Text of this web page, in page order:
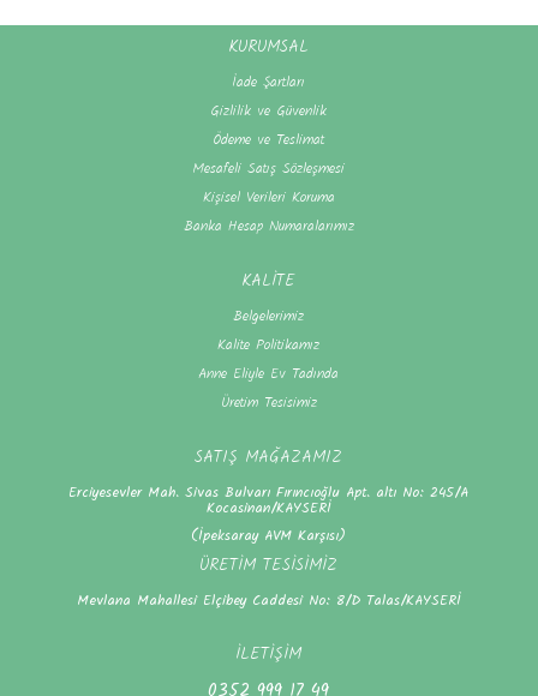
KURUMSAL
İade Şartları
Gizlilik ve Güvenlik
Ödeme ve Teslimat
Mesafeli Satış Sözleşmesi
Kişisel Verileri Koruma
Banka Hesap Numaralarımız
KALİTE
Belgelerimiz
Kalite Politikamız
Anne Eliyle Ev Tadında
Üretim Tesisimiz
SATIŞ MAĞAZAMIZ
Erciyesevler Mah. Sivas Bulvarı Fırıncıoğlu Apt. altı No: 245/A
Kocasinan/KAYSERİ
(İpeksaray AVM Karşısı)
ÜRETİM TESİSİMİZ
Mevlana Mahallesi Elçibey Caddesi No: 8/D Talas/KAYSERİ
İLETİŞİM